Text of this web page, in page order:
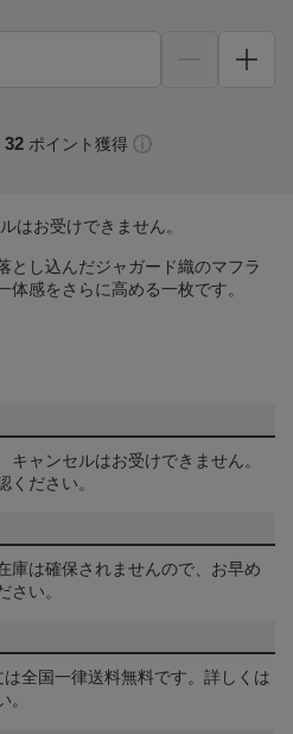
32 ポイント獲得
はお受けできません。
とし込んだジャガード織のマフラ
感をさらに高める一枚です。
ャンセルはお受けできません。
ください。
庫は確保されませんので、お早め
さい。
全国一律送料無料です。詳しくは
。